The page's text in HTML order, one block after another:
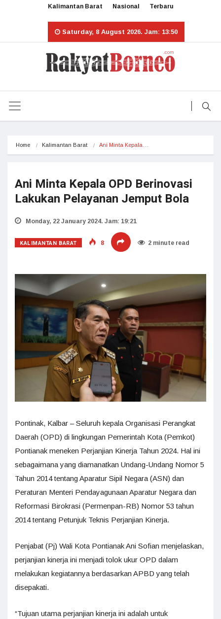
Kalimantan Barat Nasional Terbaru
Saturday, 8 August 2026. Jam: 13:50
Home Kalimantan Barat Ani Minta Kepala…
Ani Minta Kepala OPD Berinovasi
Lakukan Pelayanan Jemput Bola
Monday, 22 January 2024. Jam: 19:21
KALIMANTAN BARAT 8 2 minute read
Pontinak, Kalbar – Seluruh kepala Organisasi Perangkat
Daerah (OPD) di lingkungan Pemerintah Kota (Pemkot)
Pontianak meneken Perjanjian Kinerja Tahun 2024. Hal ini
sebagaimana yang diamanatkan Undang-Undang Nomor 5
Tahun 2014 tentang Aparatur Sipil Negara (ASN) dan
Peraturan Menteri Pendayagunaan Aparatur Negara dan
Reformasi Birokrasi (Permenpan-RB) Nomor 53 tahun
2014 tentang Petunjuk Teknis Perjanjian Kinerja.
Penjabat (Pj) Wali Kota Pontianak Ani Sofian menjelaskan,
perjanjian kinerja ini menjadi tolok ukur OPD dalam
melakukan kegiatannya berdasarkan APBD yang telah
disepakati.
“Tujuan utama perjanjian kinerja ini adalah untuk